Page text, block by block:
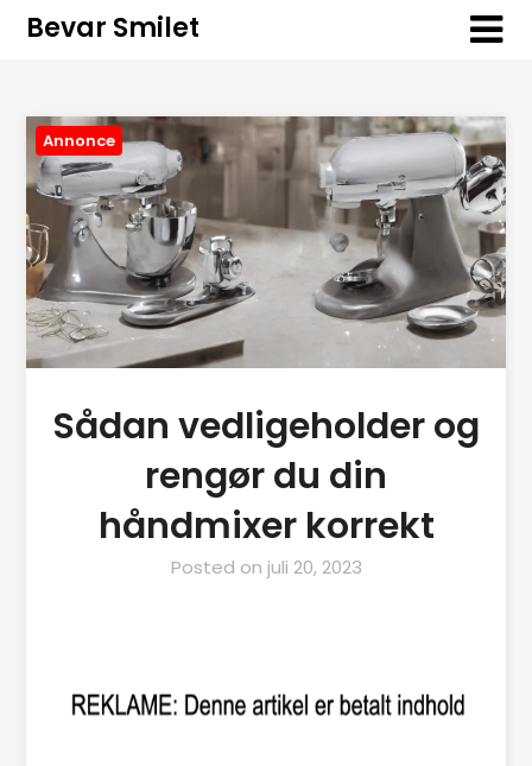
Bevar Smilet
Annonce
Sådan vedligeholder og
rengør du din
håndmixer korrekt
Posted on juli 20, 2023